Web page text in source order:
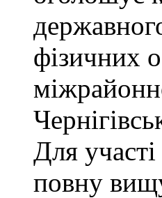
фізичних
Для
повну